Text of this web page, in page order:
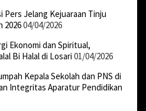
Pers Jelang Kejuaraan Tinju
202604/04/2026
Ekonomi dan Spiritual,
Bi Halal di Losari 01/04/2026
Kepala Sekolah dan PNS di
Integritas Aparatur Pendidikan